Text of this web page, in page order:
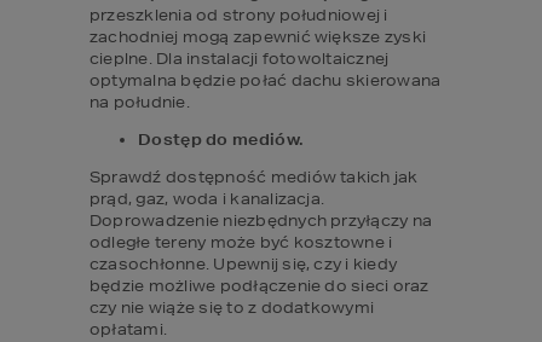
przeszklenia od strony południowej i
zachodniej mogą zapewnić większe zyski
cieplne. Dla instalacji fotowoltaicznej
optymalna będzie połać dachu skierowana
na południe.
Dostęp do mediów.
Sprawdź dostępność mediów takich jak
prąd, gaz, woda i kanalizacja.
Doprowadzenie niezbędnych przyłączy na
odległe tereny może być kosztowne i
czasochłonne. Upewnij się, czy i kiedy
będzie możliwe podłączenie do sieci oraz
czy nie wiąże się to z dodatkowymi
opłatami.